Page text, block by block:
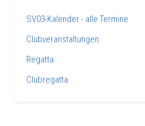
SV03-Kalender - alle Termine
Clubveranstaltungen
Regatta
Clubregatta